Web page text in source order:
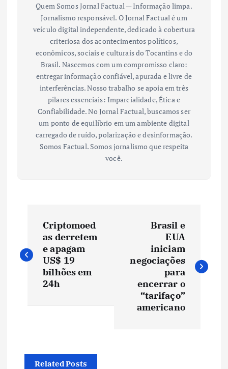
Quem Somos Jornal Factual — Informação limpa.
Jornalismo responsável. O Jornal Factual é um
veículo digital independente, dedicado à cobertura
criteriosa dos acontecimentos políticos,
econômicos, sociais e culturais do Tocantins e do
Brasil. Nascemos com um compromisso claro:
entregar informação confiável, apurada e livre de
interferências. Nosso trabalho se apoia em três
pilares essenciais: Imparcialidade, Ética e
Confiabilidade. No Jornal Factual, buscamos ser
um ponto de equilíbrio em um ambiente digital
carregado de ruído, polarização e desinformação.
Somos Factual. Somos jornalismo que respeita
você.
a
v
Criptomoed
as derretem
e apagam
US$ 19
bilhões em
24h
Brasil e
EUA
iniciam
negociações
para
encerrar o
“tarifaço”
americano
Related Posts